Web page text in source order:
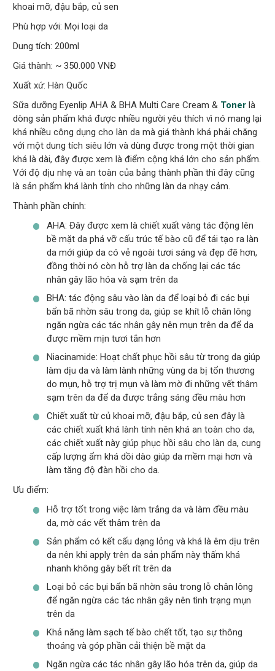
khoai mỡ, đậu bắp, củ sen
Phù hợp với: Mọi loại da
Dung tích: 200ml
Giá thành: ~ 350.000 VNĐ
Xuất xứ: Hàn Quốc
Sữa dưỡng Eyenlip AHA & BHA Multi Care Cream & Toner là
dòng sản phẩm khá được nhiều người yêu thích vì nó mang lại
khá nhiều công dụng cho làn da mà giá thành khá phải chăng
với một dung tích siêu lớn và dùng được trong một thời gian
khá là dài, đây được xem là điểm cộng khá lớn cho sản phẩm.
Với độ dịu nhẹ và an toàn của bảng thành phần thì đây cũng
là sản phẩm khá lành tính cho những làn da nhạy cảm.
Thành phần chính:
AHA: Đây được xem là chiết xuất vàng tác động lên
bề mặt da phá vỡ cấu trúc tế bào cũ để tái tạo ra làn
da mới giúp da có vẻ ngoài tươi sáng và đẹp đẽ hơn,
đồng thời nó còn hỗ trợ làn da chống lại các tác
nhân gây lão hóa và sạm trên da
BHA: tác động sâu vào làn da để loại bỏ đi các bụi
bẩn bã nhờn sâu trong da, giúp se khít lỗ chân lông
ngăn ngừa các tác nhân gây nên mụn trên da để da
được mềm mịn tươi tắn hơn
Niacinamide: Hoạt chất phục hồi sâu từ trong da giúp
làm dịu da và làm lành những vùng da bị tổn thương
do mụn, hỗ trợ trị mụn và làm mờ đi những vết thâm
sạm trên da để da được trắng sáng đều màu hơn
Chiết xuất từ ​​củ khoai mỡ, đậu bắp, củ sen đây là
các chiết xuất khá lành tính nên khá an toàn cho da,
các chiết xuất này giúp phục hồi sâu cho làn da, cung
cấp lượng ẩm khá dồi dào giúp da mềm mại hơn và
làm tăng độ đàn hồi cho da.
Ưu điểm:
Hỗ trợ tốt trong việc làm trắng da và làm đều màu
da, mờ các vết thâm trên da
Sản phẩm có kết cấu dạng lỏng và khá là êm dịu trên
da nên khi apply trên da sản phẩm này thấm khá
nhanh không gây bết rít trên da
Loại bỏ các bụi bẩn bã nhờn sâu trong lỗ chân lông
để ngăn ngừa các tác nhân gây nên tình trạng mụn
trên da
Khả năng làm sạch tế bào chết tốt, tạo sự thông
thoáng và góp phần cải thiện bề mặt da
Ngăn ngừa các tác nhân gây lão hóa trên da, giúp da